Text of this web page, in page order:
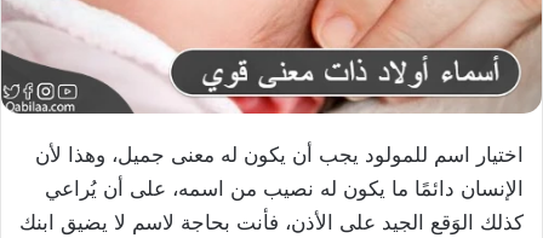
اختيار اسم للمولود يجب أن يكون له معنى جميل، وهذا لأن
الإنسان دائمًا ما يكون له نصيب من اسمه، على أن يُراعي
كذلك الوَقع الجيد على الأذن، فأنت بحاجة لاسم لا يضيق ابنك